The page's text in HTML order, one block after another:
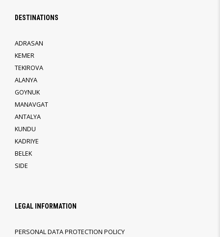
DESTINATIONS
ADRASAN
KEMER
TEKIROVA
ALANYA
GOYNUK
MANAVGAT
ANTALYA
KUNDU
KADRIYE
BELEK
SIDE
LEGAL INFORMATION
PERSONAL DATA PROTECTION POLICY